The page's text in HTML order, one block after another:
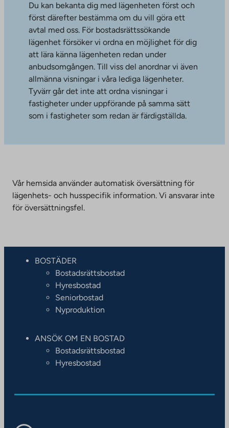
Du kan bekanta dig med lägenheten först och
först därefter bestämma om du vill göra ett
avtal med oss. För bostadsrättssökande
lägenhet försöker vi ordna en möjlighet för dig
att lära känna lägenheten redan under
anbudsomgången. Till viss del anordnar vi även
allmänna visningar i våra lediga lägenheter.
Tyvärr går det inte att ordna visningar i
fastigheter under uppförande på samma sätt
som i fastigheter som redan är färdigställda.
Vår hemsida använder automatisk översättning för
lägenhets- och husspecifik information. Vi ansvarar inte
för översättningsfel.
BOSTÄDER
Bostadsrättsbostad
Hyresbostad
Seniorbostad
Nyproduktion
ANSÖK OM EN BOSTAD
Bostadsrättsbostad
Hyresbostad